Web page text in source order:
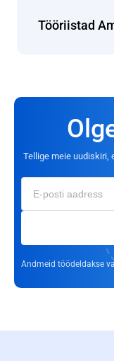
Tööriistad
Tellige meie uudiskiri,
Andmeid töödeldakse